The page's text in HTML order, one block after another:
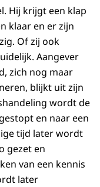
Hij krijgt een klap
klaar en er zijn
Of zij ook
Aangever
zich nog maar
blijkt uit zijn
wordt de
en naar een
tijd later wordt
gezet en
van een kennis
later